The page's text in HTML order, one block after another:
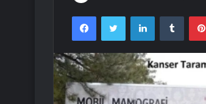
FacebookTwitter LinkedIn